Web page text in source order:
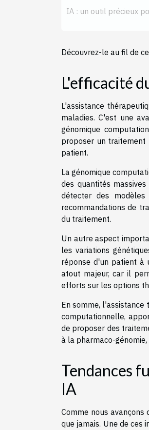
IA : un outil précieux
Découvrez-le au fil de
L'efficacité
L'assistance
maladies. C'est une
génomique
proposer un
patient.
La génomique
des quantités
détecter des
recommandations de
du traitement.
Un autre aspect
les variations
réponse d'un patient à
atout majeur, car il
efforts sur les options
En somme, l'assistance
computationnelle,
de proposer des
à la pharmaco-
Tendances
IA
Comme nous
que jamais. Une de ces